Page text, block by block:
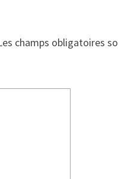
champs obligatoires